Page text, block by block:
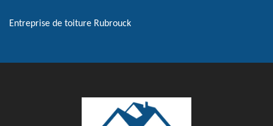
Entreprise de toiture Rubrouck